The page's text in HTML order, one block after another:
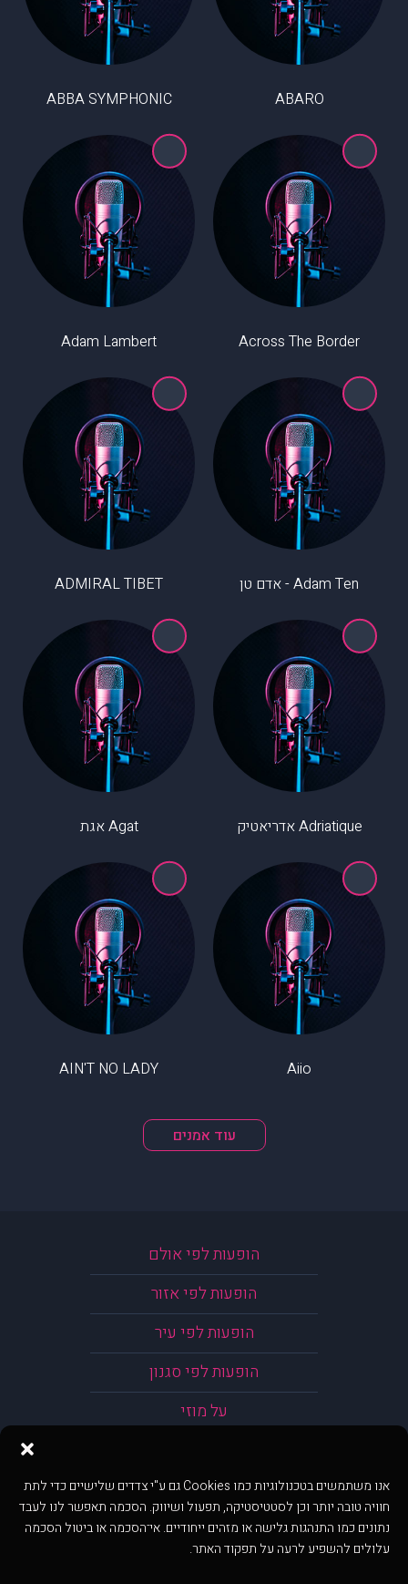
אנו משתמשים בטכנולוגיות כמו Cookies גם ע"י צדדים שלישיים כדי לתת
חוויה טובה יותר וכן לסטטיסטיקה, תפעול ושיווק. הסכמה תאפשר לנו לעבד
נתונים כמו התנהגות גלישה או מזהים ייחודיים. אי־הסכמה או ביטול הסכמה
עלולים להשפיע לרעה על תפקוד האתר.
ABARO
ABBA SYMPHONIC
Across The Border
Adam Lambert
Adam Ten - אדם טן ADMIRAL TIBET
Adriatique אדריאטיק Agat אגת
Aiio
AIN'T NO LADY
עוד אמנים
הופעות לפי אולם
הופעות לפי אזור
הופעות לפי עיר
הופעות לפי סגנון
על מוזי